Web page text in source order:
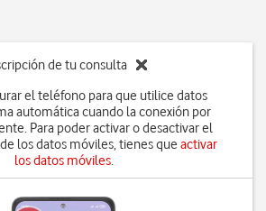
de tu consulta
el teléfono para que utilice datos
automática cuando la conexión por
Para poder activar o desactivar el
los datos móviles, tienes que activar
los datos móviles.